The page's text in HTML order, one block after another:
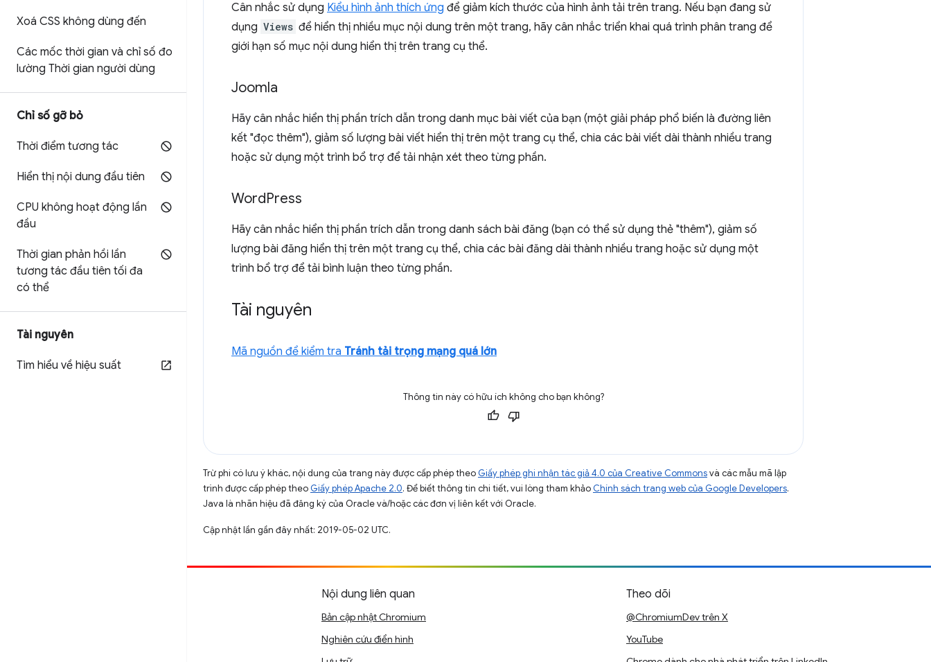
Xoá CSS không dùng đến
Các mốc thời gian và chỉ số đo
lường Thời gian người dùng
Chỉ số gỡ bỏ
Thời điểm tương tác
Hiển thị nội dung đầu tiên
CPU không hoạt động lần
đầu
Thời gian phản hồi lần
tương tác đầu tiên tối đa
có thể
Tài nguyên
Tìm hiểu về hiệu suất
Cân nhắc sử dụng Kiểu hình ảnh thích ứng để giảm kích thước của hình ảnh tải trên trang. Nếu bạn đang sử
dụng Views để hiển thị nhiều mục nội dung trên một trang, hãy cân nhắc triển khai quá trình phân trang để
giới hạn số mục nội dung hiển thị trên trang cụ thể.
Joomla
Hãy cân nhắc hiển thị phần trích dẫn trong danh mục bài viết của bạn (một giải pháp phổ biến là đường liên
kết "đọc thêm"), giảm số lượng bài viết hiển thị trên một trang cụ thể, chia các bài viết dài thành nhiều trang
hoặc sử dụng một trình bổ trợ để tải nhận xét theo từng phần.
WordPress
Hãy cân nhắc hiển thị phần trích dẫn trong danh sách bài đăng (bạn có thể sử dụng thẻ "thêm"), giảm số
lượng bài đăng hiển thị trên một trang cụ thể, chia các bài đăng dài thành nhiều trang hoặc sử dụng một
trình bổ trợ để tải bình luận theo từng phần.
Tài nguyên
Mã nguồn để kiểm tra Tránh tải trọng mạng quá lớn
Thông tin này có hữu ích không cho bạn không?
Trừ phi có lưu ý khác, nội dung của trang này được cấp phép theo Giấy phép ghi nhận tác giả 4.0 của Creative Commonsvà các mẫu mã lập
trình được cấp phép theo Giấy phép Apache 2.0. Để biết thông tin chi tiết, vui lòng tham khảo Chính sách trang web của Google Developers.
Java là nhãn hiệu đã đăng ký của Oracle và/hoặc các đơn vị liên kết với Oracle.
Cập nhật lần gần đây nhất: 2019-05-02 UTC.
Nội dung liên quan
Bản cập nhật Chromium
Nghiên cứu điển hình
Theo dõi
@ChromiumDev trên X
YouTube